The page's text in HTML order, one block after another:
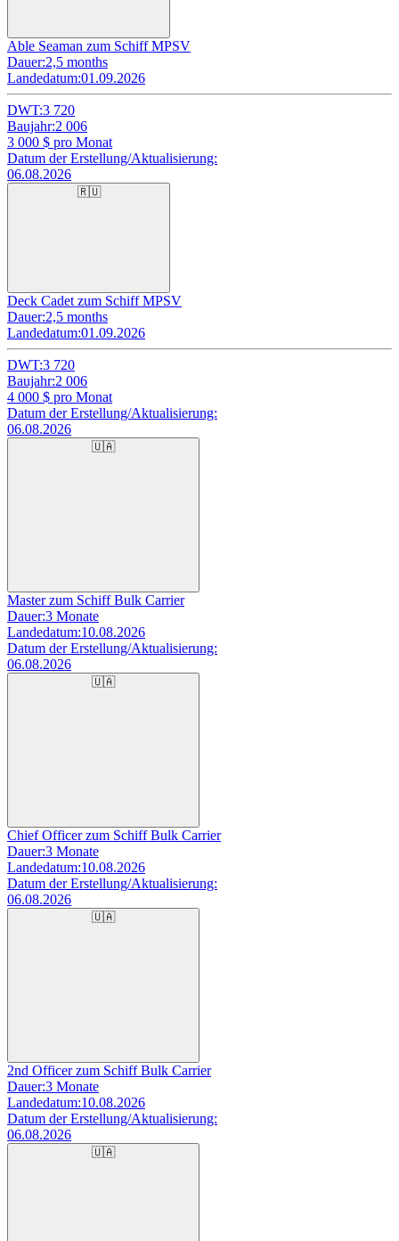
Able Seaman zum Schiff MPSV
Dauer:2,5 months
Landedatum:01.09.2026
DWT:3 720
Baujahr:2 006
3 000 $ pro Monat
Datum der Erstellung/Aktualisierung:
06.08.2026
🇷🇺
Deck Cadet zum Schiff MPSV
Dauer:2,5 months
Landedatum:01.09.2026
DWT:3 720
Baujahr:2 006
4 000 $ pro Monat
Datum der Erstellung/Aktualisierung:
06.08.2026
🇺🇦
Master zum Schiff Bulk Carrier
Dauer:3 Monate
Landedatum:10.08.2026
Datum der Erstellung/Aktualisierung:
06.08.2026
🇺🇦
Chief Officer zum Schiff Bulk Carrier
Dauer:3 Monate
Landedatum:10.08.2026
Datum der Erstellung/Aktualisierung:
06.08.2026
🇺🇦
2nd Officer zum Schiff Bulk Carrier
Dauer:3 Monate
Landedatum:10.08.2026
Datum der Erstellung/Aktualisierung:
06.08.2026
🇺🇦